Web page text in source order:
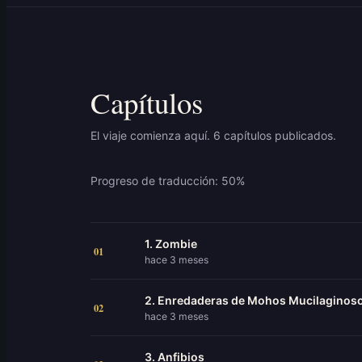
Capítulos
El viaje comienza aquí. 6 capítulos publicados.
Progreso de traducción: 50%
01
1. Zombie
hace 3 meses
02
2. Enredaderas de Mohos
hace 3 meses
3. Anfibios